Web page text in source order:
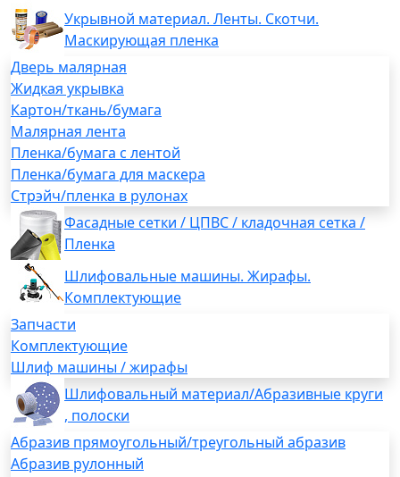
Укрывной материал. Ленты. Скотчи.
Маскирующая пленка
Дверь малярная
Жидкая укрывка
Картон/ткань/бумага
Малярная лента
Пленка/бумага с лентой
Пленка/бумага для маскера
Стрэйч/пленка в рулонах
Фасадные сетки / ЦПВС / кладочная сетка /
Пленка
Шлифовальные машины. Жирафы.
Комплектующие
Запчасти
Комплектующие
Шлиф машины / жирафы
Шлифовальный материал/Абразивные круги
, полоски
Абразив прямоугольный/треугольный абразив
Абразив рулонный